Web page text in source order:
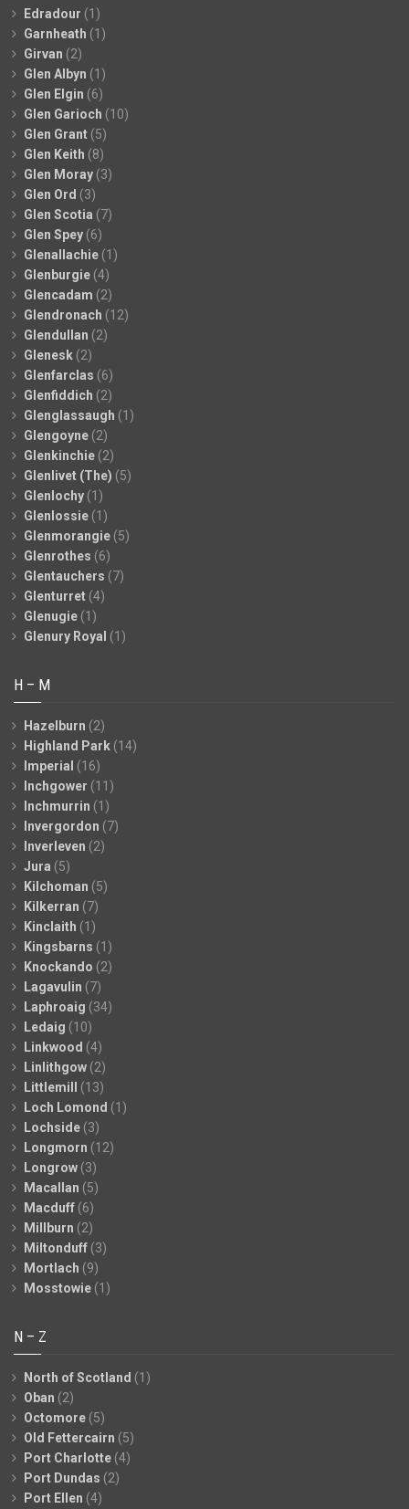
Edradour (1)
Garnheath (1)
Girvan (2)
Glen Albyn (1)
Glen Elgin (6)
Glen Garioch (10)
Glen Grant (5)
Glen Keith (8)
Glen Moray (3)
Glen Ord (3)
Glen Scotia (7)
Glen Spey (6)
Glenallachie (1)
Glenburgie (4)
Glencadam (2)
Glendronach (12)
Glendullan (2)
Glenesk (2)
Glenfarclas (6)
Glenfiddich (2)
Glenglassaugh (1)
Glengoyne (2)
Glenkinchie (2)
Glenlivet (The) (5)
Glenlochy (1)
Glenlossie (1)
Glenmorangie (5)
Glenrothes (6)
Glentauchers (7)
Glenturret (4)
Glenugie (1)
Glenury Royal (1)
H – M
Hazelburn (2)
Highland Park (14)
Imperial (16)
Inchgower (11)
Inchmurrin (1)
Invergordon (7)
Inverleven (2)
Jura (5)
Kilchoman (5)
Kilkerran (7)
Kinclaith (1)
Kingsbarns (1)
Knockando (2)
Lagavulin (7)
Laphroaig (34)
Ledaig (10)
Linkwood (4)
Linlithgow (2)
Littlemill
(13)
Loch Lomond (1)
Lochside (3)
Longmorn (12)
Longrow (3)
Macallan (5)
Macduff (6)
Millburn (2)
Miltonduff (3)
Mortlach (9)
Mosstowie (1)
N – Z
North of Scotland (1)
Oban (2)
Octomore (5)
Old Fettercairn (5)
Port Charlotte (4)
Port Dundas (2)
Port Ellen (4)